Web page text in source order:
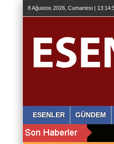
8 Ağustos 2026, Cumartesi |
ESENLER GÜNDEM